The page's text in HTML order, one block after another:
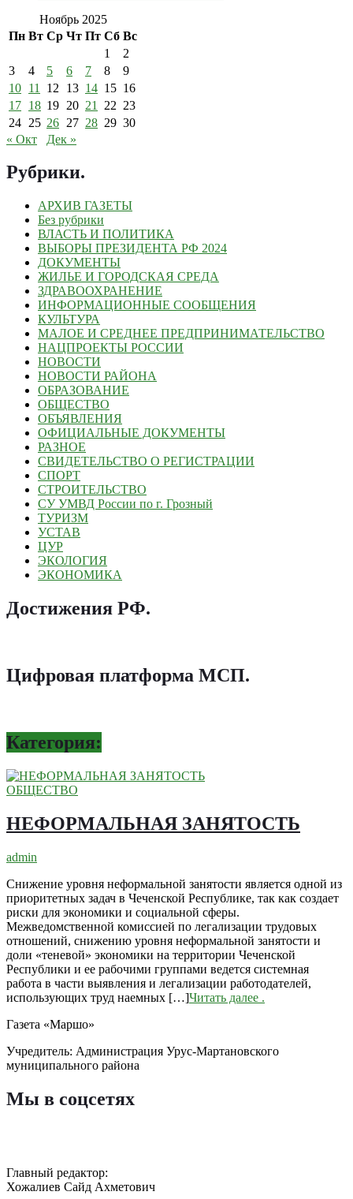
Ноябрь 2025
Пн Вт Ср Чт Пт Сб Вс
1
2
3
4 5 6 7 8
9
10 11 12 13 14 15 16
17 18 19 20 21 22 23
24 25 26 27 28 29 30
« Окт
Дек »
Рубрики.
АРХИВ ГАЗЕТЫ
Без рубрики
ВЛАСТЬ И ПОЛИТИКА
ВЫБОРЫ ПРЕЗИДЕНТА РФ 2024
ДОКУМЕНТЫ
ЖИЛЬЕ И ГОРОДСКАЯ СРЕДА
ЗДРАВООХРАНЕНИЕ
ИНФОРМАЦИОННЫЕ СООБЩЕНИЯ
КУЛЬТУРА
МАЛОЕ И СРЕДНЕЕ ПРЕДПРИНИМАТЕЛЬСТВО
НАЦПРОЕКТЫ РОССИИ
НОВОСТИ
НОВОСТИ РАЙОНА
ОБРАЗОВАНИЕ
ОБЩЕСТВО
ОБЪЯВЛЕНИЯ
ОФИЦИАЛЬНЫЕ ДОКУМЕНТЫ
РАЗНОЕ
СВИДЕТЕЛЬСТВО О РЕГИСТРАЦИИ
СПОРТ
СТРОИТЕЛЬСТВО
СУ УМВД России по г. Грозный
ТУРИЗМ
УСТАВ
ЦУР
ЭКОЛОГИЯ
ЭКОНОМИКА
Достижения РФ.
Цифровая платформа МСП.
Категория:
ОБЩЕСТВО
НЕФОРМАЛЬНАЯ ЗАНЯТОСТЬ
admin
Снижение уровня неформальной занятости является одной из
приоритетных задач в Чеченской Республике, так как создает
риски для экономики и социальной сферы.
Межведомственной комиссией по легализации трудовых
отношений, снижению уровня неформальной занятости и
доли «теневой» экономики на территории Чеченской
Республики и ее рабочими группами ведется системная
работа в части выявления и легализации работодателей,
использующих труд наемных […]Читать далее .
Газета «Маршо»
Учредитель: Администрация Урус-Мартановского
муниципального района
Мы в соцсетях
Главный редактор:
Хожалиев Сайд Ахметович